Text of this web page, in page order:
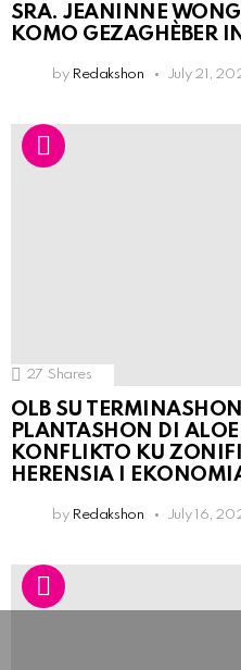
SRA. JEANINNE
KOMO GEZAGHÈBER
by Redakshon July 21,
27 Shares
OLB SU
PLANTASHON DI
KONFLIKTO KU
HERENSIA I
by Redakshon July 16,